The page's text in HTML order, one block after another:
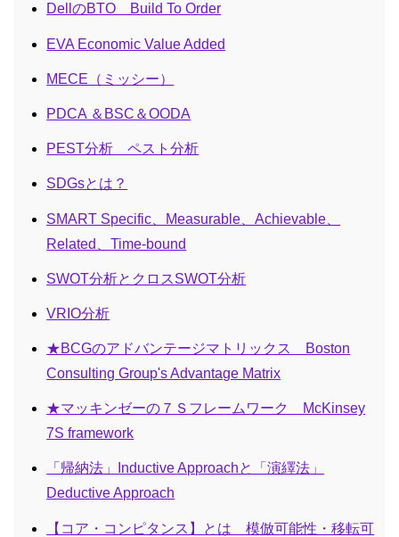
DellのBTO Build To Order
EVA Economic Value Added
MECE（ミッシー）
PDCA ＆BSC＆OODA
PEST分析 ペスト分析
SDGsとは？
SMART Specific、Measurable、Achievable、
Related、Time-bound
SWOT分析とクロスSWOT分析
VRIO分析
★BCGのアドバンテージマトリックス Boston
Consulting Group's Advantage Matrix
★マッキンゼーの７Ｓフレームワーク McKinsey
7S framework
「帰納法」Inductive Approachと「演繹法」
Deductive Approach
【コア・コンピタンス】とは 模倣可能性・移転可